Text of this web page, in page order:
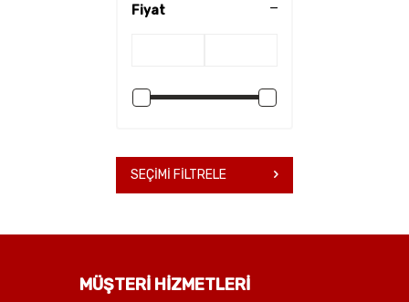
Dolaplar
Bahçe Sandalyeleri(10)
Çalışma Masaları
Oturma Grupları(1)
Fiyat
SEÇIMI FILTRELE
MÜŞTERİ HİZMETLERİ